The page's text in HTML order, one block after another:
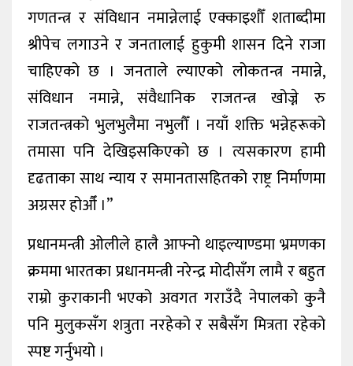
गणतन्त्र र संविधान नमान्नेलाई एक्काइशौँ शताब्दीमा
श्रीपेच लगाउने र जनतालाई हुकुमी शासन दिने राजा
चाहिएको छ । जनताले ल्याएको लोकतन्त्र नमान्ने,
संविधान नमान्ने, संवैधानिक राजतन्त्र खोज्ने रु
राजतन्त्रको भुलभुलैमा नभुलौँ । नयाँ शक्ति भन्नेहरूको
तमासा पनि देखिइसकिएको छ । त्यसकारण हामी
दृढताका साथ न्याय र समानतासहितको राष्ट्र निर्माणमा
अग्रसर होऔँ ।”
प्रधानमन्त्री ओलीले हालै आफ्नो थाइल्याण्डमा भ्रमणका
क्रममा भारतका प्रधानमन्त्री नरेन्द्र मोदीसँग लामै र बहुत
राम्रो कुराकानी भएको अवगत गराउँदै नेपालको कुनै
पनि मुलुकसँग शत्रुता नरहेको र सबैसँग मित्रता रहेको
स्पष्ट गर्नुभयो ।